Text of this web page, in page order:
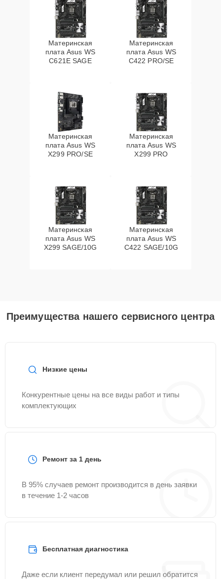
Материнская
плата Asus WS
C621E SAGE
Материнская
плата Asus WS
C422 PRO/SE
Материнская
плата Asus WS
X299 PRO/SE
Материнская
плата Asus WS
X299 PRO
Материнская
плата Asus WS
X299 SAGE/10G
Материнская
плата Asus WS
C422 SAGE/10G
Преимущества нашего сервисного центра
Низкие цены
Конкурентные цены на все виды работ и типы
комплектующих
Ремонт за 1 день
В 95% случаев ремонт производится в день заявки
в течение 1-2 часов
Бесплатная диагностика
Даже если клиент передумал или решил обратится